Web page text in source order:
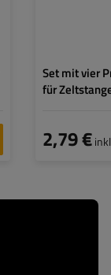
Set mit vier
für
2,79 €